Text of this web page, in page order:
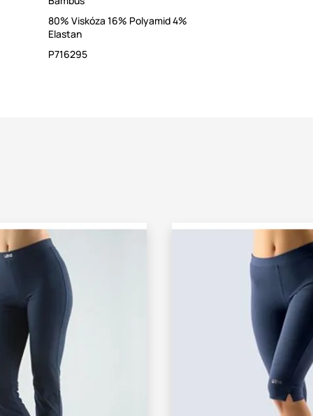
80% Viskóza 16% Polyamid 4%
Elastan
P716295